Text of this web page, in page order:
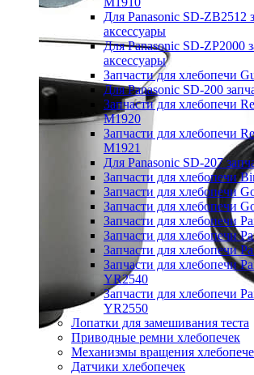
Для Panasonic SD-ZB2512
аксессуары
Для Panasonic SD-ZP2000
аксессуары
Запчасти для хлебопечи
Для Panasonic SD-200
Запчасти для хлебопечи
M1920
Запчасти для хлебопечи
M1921
Для Panasonic SD-207
Запчасти для хлебопечи
Запчасти для хлебопечи
Запчасти для хлебопечи
Запчасти для хлебопечи
Запчасти для хлебопечи
Запчасти для хлебопечи
Запчасти для хлебопечи
YR2540
Запчасти для хлебопечи
YR2550
Лопатки для замешивания теста
Приводные ремни хлебопечек
Механизмы вращения
Датчики хлебопечек